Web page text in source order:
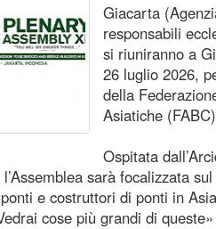
Giacarta
responsabili
si riuniranno a
26 luglio 2026,
della
Asiatiche
Ospitata
sarà focalizzata
e costruttori di ponti in
cose più grandi di